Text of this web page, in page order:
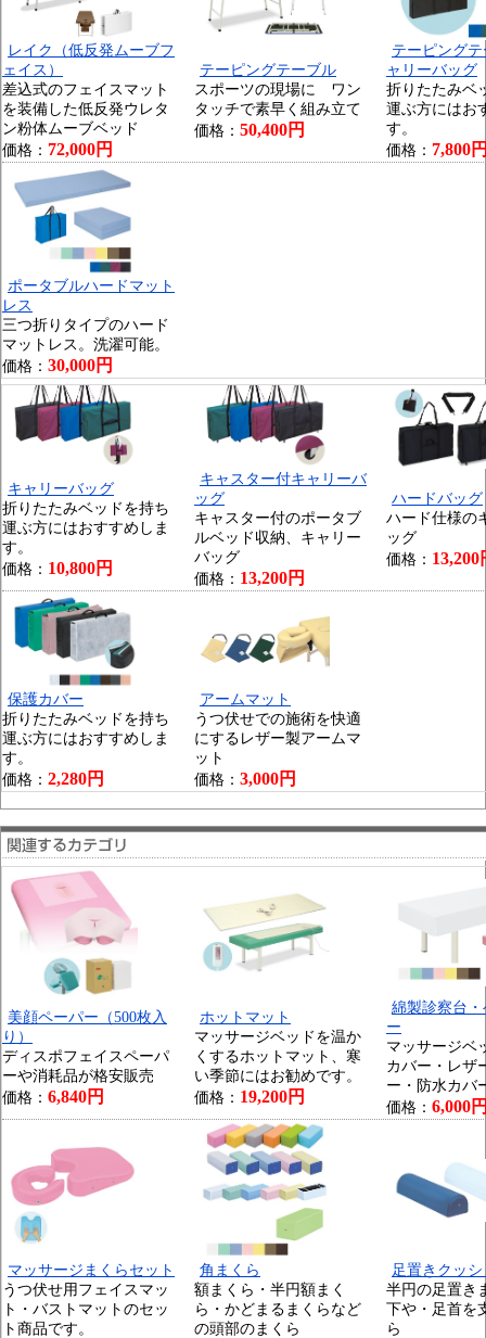
レイク（低反発ムーブフ
ェイス）
差込式のフェイスマット
を装備した低反発ウレタ
ン粉体ムーブベッド
価格： 72,000円
テーピングテーブル
スポーツの現場に ワン
タッチで素早く組み立て
価格： 50,400円
テーピング
ャリーバッグ
折りたたみベ
運ぶ方にはお
す。
価格： 7,800
ポータブルハードマット
レス
三つ折りタイプのハード
マットレス。洗濯可能。
価格： 30,000円
キャリーバッグ
折りたたみベッドを持ち
運ぶ方にはおすすめしま
す。
価格： 10,800円
キャスター付キャリーバ
ッグ
キャスター付のポータブ
ルベッド収納、キャリー
バッグ
価格： 13,200円
ハードバッグ
ハード仕様の
ッグ
価格： 13,200
保護カバー
折りたたみベッドを持ち
運ぶ方にはおすすめしま
す。
価格： 2,280円
アームマット
うつ伏せでの施術を快適
にするレザー製アームマ
ット
価格： 3,000円
美顔ペーパー（500枚入
り）
ディスポフェイスペーパ
ーや消耗品が格安販売
価格： 6,840円
ホットマット
マッサージベッドを温か
くするホットマット、寒
い季節にはお勧めです。
価格： 19,200円
綿製診察台
ー
マッサージベ
カバー・レザ
ー・防水カバ
価格： 6,000
マッサージまくらセット
うつ伏せ用フェイスマッ
ト・バストマットのセッ
ト商品です。
角まくら
額まくら・半円額まく
ら・かどまるまくらなど
の頭部のまくら
足置きクッ
半円の足置き
下や・足首を
ら